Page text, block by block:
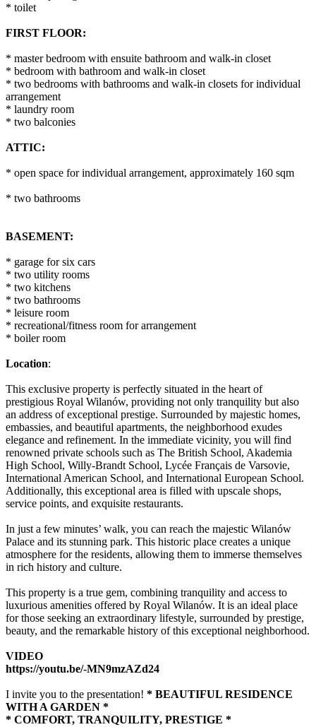
* toilet
FIRST FLOOR:
* master bedroom with ensuite bathroom and walk-in closet
* bedroom with bathroom and walk-in closet
* two bedrooms with bathrooms and walk-in closets for individual
arrangement
* laundry room
* two balconies
ATTIC:
* open space for individual arrangement, approximately 160 sqm
* two bathrooms
BASEMENT:
* garage for six cars
* two utility rooms
* two kitchens
* two bathrooms
* leisure room
* recreational/fitness room for arrangement
* boiler room
Location:
This exclusive property is perfectly situated in the heart of
prestigious Royal Wilanów, providing not only tranquility but also
an address of exceptional prestige. Surrounded by majestic homes,
embassies, and beautiful apartments, the neighborhood exudes
elegance and refinement. In the immediate vicinity, you will find
renowned private schools such as The British School, Akademia
High School, Willy-Brandt School, Lycée Français de Varsovie,
International American School, and International European School.
Additionally, this exceptional area is filled with upscale shops,
service points, and exquisite restaurants.
In just a few minutes’ walk, you can reach the majestic Wilanów
Palace and its stunning park. This historic place creates a unique
atmosphere for the residents, allowing them to immerse themselves
in rich history and culture.
This property is a true gem, combining tranquility and access to
luxurious amenities offered by Royal Wilanów. It is an ideal place
for those seeking an extraordinary lifestyle, surrounded by prestige,
beauty, and the remarkable history of this exceptional neighborhood.
VIDEO
https://youtu.be/-MN9mzAZd24
I invite you to the presentation! * BEAUTIFUL RESIDENCE
WITH A GARDEN *
* COMFORT, TRANQUILITY, PRESTIGE *